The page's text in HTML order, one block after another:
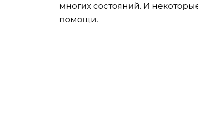
многих состояний. И
помощи.